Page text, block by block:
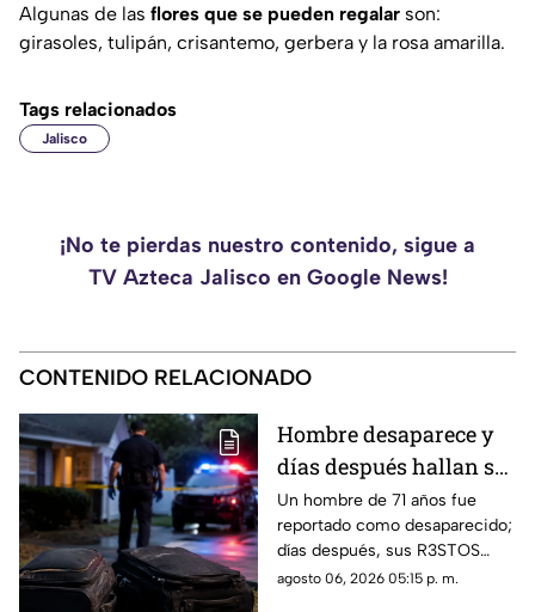
Algunas de las flores que se pueden regalar son:
girasoles, tulipán, crisantemo, gerbera y la rosa amarilla.
Tags relacionados
Jalisco
¡No te pierdas nuestro contenido, sigue a
TV Azteca Jalisco en Google News!
CONTENIDO RELACIONADO
Hombre desaparece y
días después hallan su
CU3RP0
D3SMEMBR4DO dentro
de tres maletas; hay un
detenido
Un hombre de 71 años fue
reportado como desaparecido;
días después, sus R3STOS
fueron hallados dentro de tres
agosto 06, 2026 05:15 p. m.